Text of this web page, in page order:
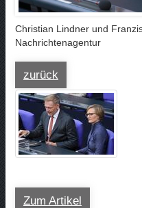
Christian Lindner und
Nachrichtenagentur
zurück
Zum Artikel